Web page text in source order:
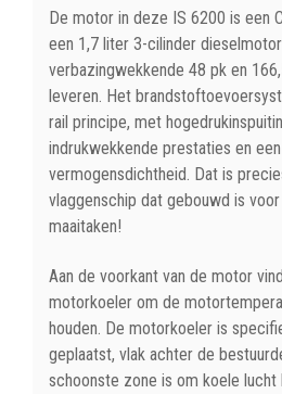
De motor in deze IS 6200 is een
een 1,7 liter 3-cilinder
verbazingwekkende 48 pk en
leveren. Het
rail principe, met
indrukwekkende prestaties en
vermogensdichtheid. Dat is
vlaggenschip dat gebouwd is
maaitaken!
Aan de voorkant van de motor
motorkoeler om de
houden. De motorkoeler is
geplaatst, vlak achter de
schoonste zone is om koele lucht